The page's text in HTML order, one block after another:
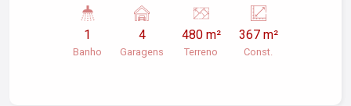
em uma das regiões mais valorizadas e
tradicionais da cidade, esta é uma excelente
oportunidade. Localizado no coração da Vila
1
Banho
4
Garagens
480 m²
Terreno
367 m²
Const.